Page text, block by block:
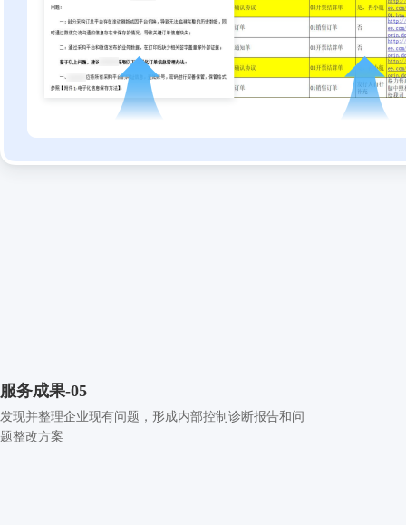
服务成果-05
发现并整理企业现有问题，形成内部控制诊断报告和问
题整改方案